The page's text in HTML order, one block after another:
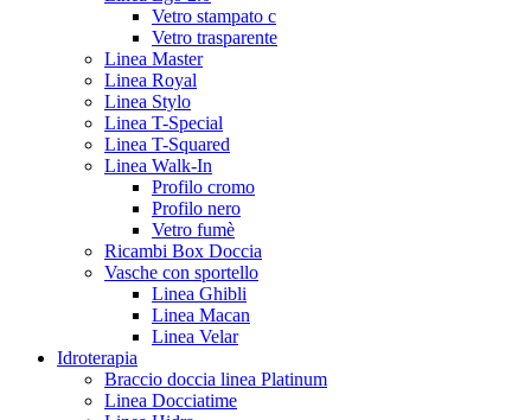
Vetro stampato c
Vetro trasparente
Linea Master
Linea Royal
Linea Stylo
Linea T-Special
Linea T-Squared
Linea Walk-In
Profilo cromo
Profilo nero
Vetro fumè
Ricambi Box Doccia
Vasche con sportello
Linea Ghibli
Linea Macan
Linea Velar
Idroterapia
Braccio doccia linea Platinum
Linea Docciatime